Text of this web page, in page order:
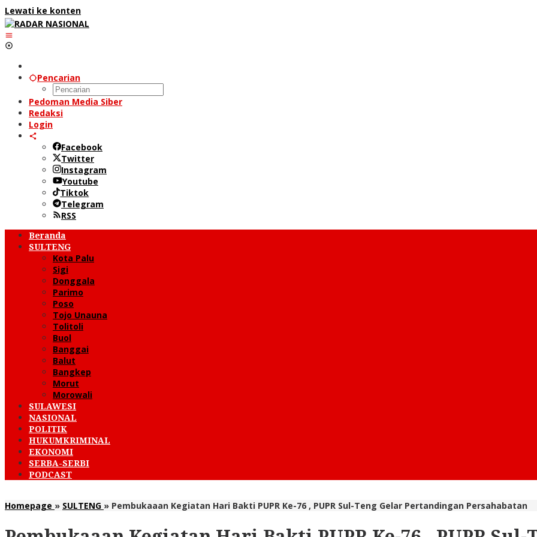
Lewati ke konten
Pencarian
Pedoman Media Siber
Redaksi
Login
Facebook
Twitter
Instagram
Youtube
Tiktok
Telegram
RSS
Beranda
SULTENG
Kota Palu
Sigi
Donggala
Parimo
Poso
Tojo Unauna
Tolitoli
Buol
Banggai
Balut
Bangkep
Morut
Morowali
SULAWESI
NASIONAL
POLITIK
HUKUMKRIMINAL
EKONOMI
SERBA-SERBI
PODCAST
Homepage » SULTENG » Pembukaaan Kegiatan Hari Bakti PUPR Ke-76 , PUPR Sul-Teng Gelar Pertandingan Persahabatan